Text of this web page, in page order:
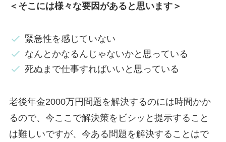
＜そこには様々な要因があると思います＞
緊急性を感じていない
なんとかなるんじゃないかと思っている
死ぬまで仕事すればいいと思っている
老後年金2000万円問題を解決するのには時間かか
るので、今ここで解決策をビシッと提示すること
は難しいですが、今ある問題を解決することはで